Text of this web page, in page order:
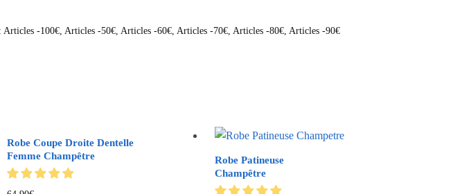
Articles -100€, Articles -50€, Articles -60€, Articles -70€, Articles -80€, Articles -90€
Robe Coupe Droite Dentelle
Femme Champêtre
Robe Patineuse
Champêtre